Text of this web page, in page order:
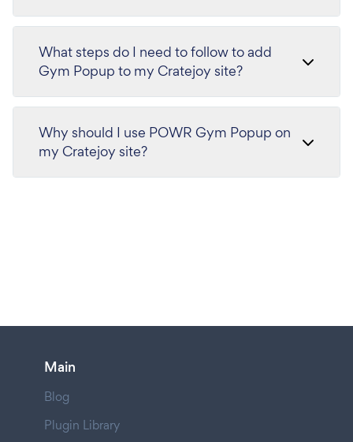
What steps do I need to follow to add
Gym Popup to my Cratejoy site?
Why should I use POWR Gym Popup on
my Cratejoy site?
Main
Blog
Plugin Library